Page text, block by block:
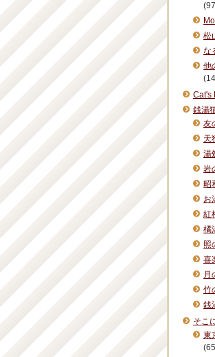
松
な
他
Cat's
銭湯
友
天
湯
岩
昭
お
紅
橘
照
喜
月
竹
銭
そこ
東